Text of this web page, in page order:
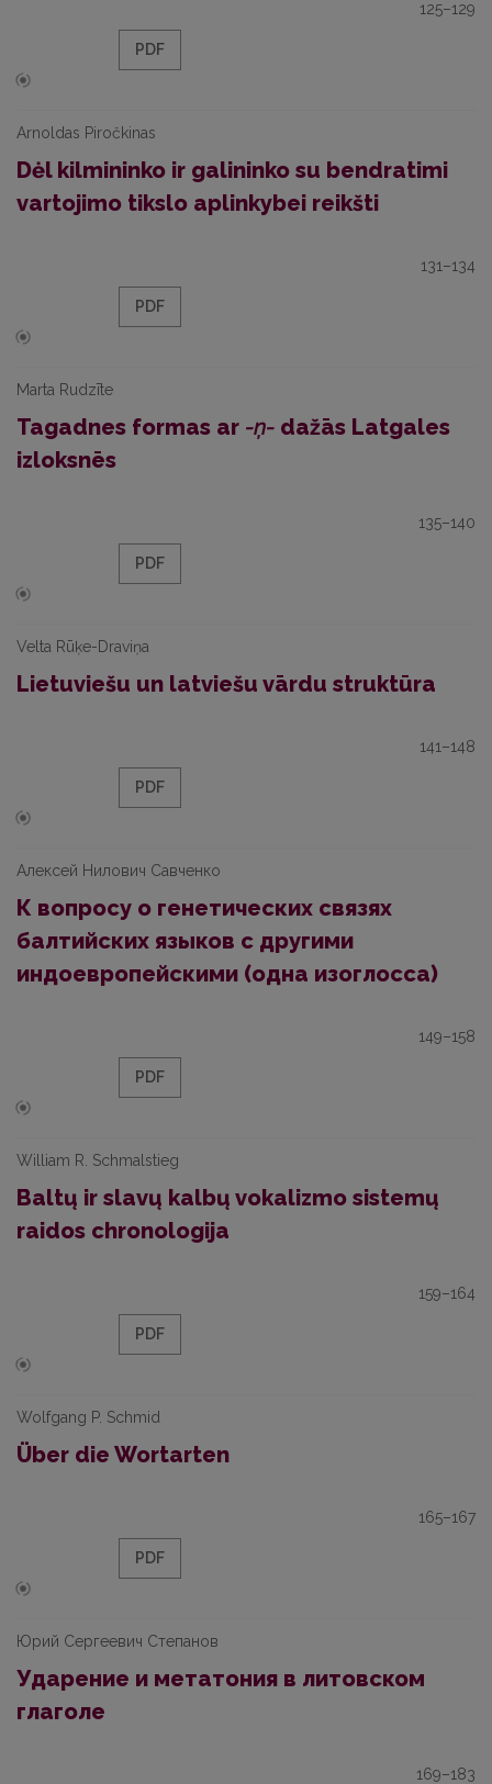
125–129
PDF
Arnoldas Piročkinas
Dėl kilmininko ir galininko su bendratimi
vartojimo tikslo aplinkybei reikšti
131–134
PDF
Marta Rudzīte
Tagadnes formas ar -ņ- dažās Latgales
izloksnēs
135–140
PDF
Velta Rūķe-Draviņa
Lietuviešu un latviešu vārdu struktūra
141–148
PDF
Алексей Нилович Савченко
К вопросу о генетических связях
балтийских языков с другими
индоевропейскими (одна изоглосса)
149–158
PDF
William R. Schmalstieg
Baltų ir slavų kalbų vokalizmo sistemų
raidos chronologija
159–164
PDF
Wolfgang P. Schmid
Über die Wortarten
165–167
PDF
Юрий Сергеевич Степанов
Ударение и метатония в литовском
глаголе
169–183